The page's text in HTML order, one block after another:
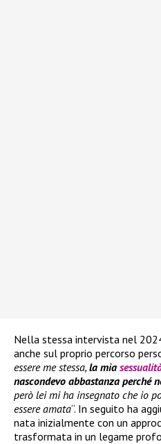
Nella stessa intervista nel
anche sul proprio percorso
essere me stessa, la mia
nascondevo abbastanza perché
però lei mi ha insegnato che io
essere amata“. In seguito ha
nata inizialmente con un
trasformata in un legame